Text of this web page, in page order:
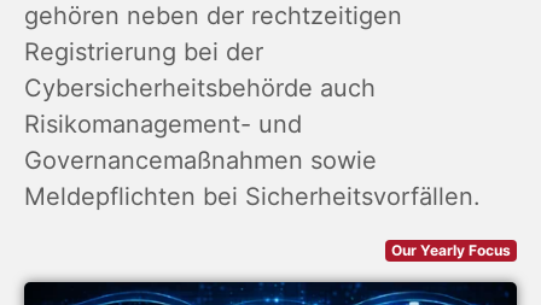
gehören neben der rechtzeitigen
Registrierung bei der
Cybersicherheitsbehörde auch
Risikomanagement- und
Governancemaßnahmen sowie
Meldepflichten bei Sicherheitsvorfällen.
Our Yearly Focus